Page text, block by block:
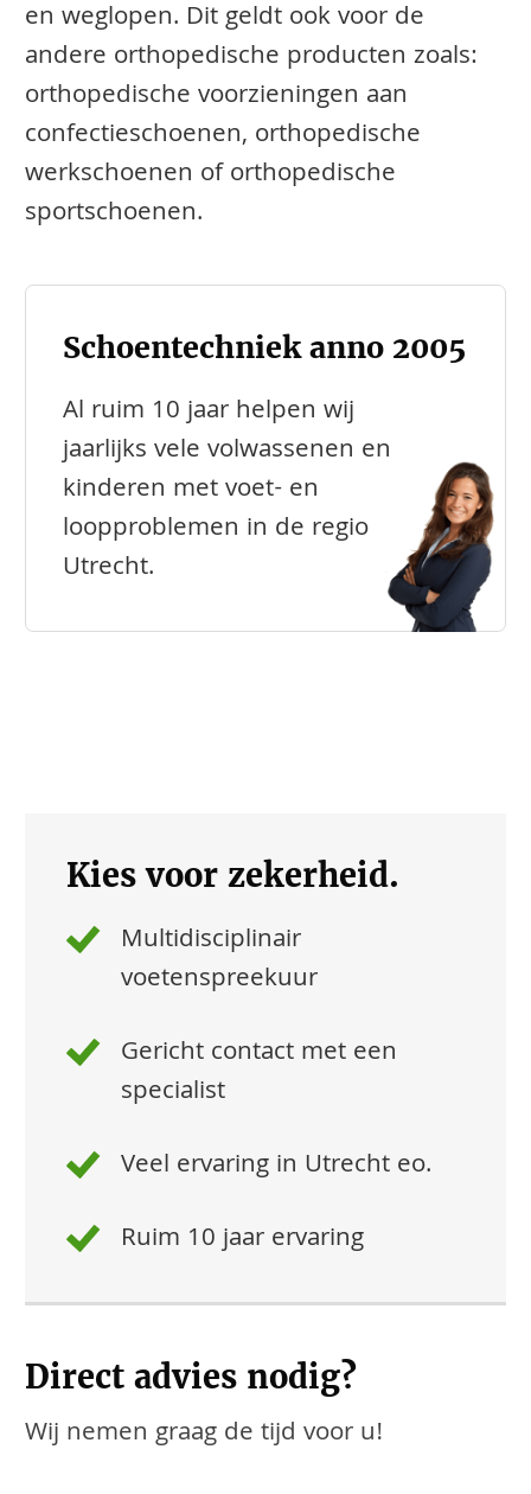
en weglopen. Dit geldt ook voor de
andere orthopedische producten zoals:
orthopedische voorzieningen aan
confectieschoenen, orthopedische
werkschoenen of orthopedische
sportschoenen.
Schoentechniek anno 2005
Al ruim 10 jaar helpen wij
jaarlijks vele volwassenen en
kinderen met voet- en
loopproblemen in de regio
Utrecht.
Kies voor zekerheid.
Multidisciplinair
voetenspreekuur
Gericht contact met een
specialist
Veel ervaring in Utrecht eo.
Ruim 10 jaar ervaring
Direct advies nodig?
Wij nemen graag de tijd voor u!